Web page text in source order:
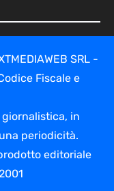
SRL -
Fiscale e
in
periodicità.
editoriale